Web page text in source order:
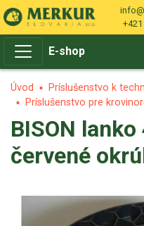
E-shop
Úvod
Príslušenstvo k
Príslušenstvo pre
BISON
červené